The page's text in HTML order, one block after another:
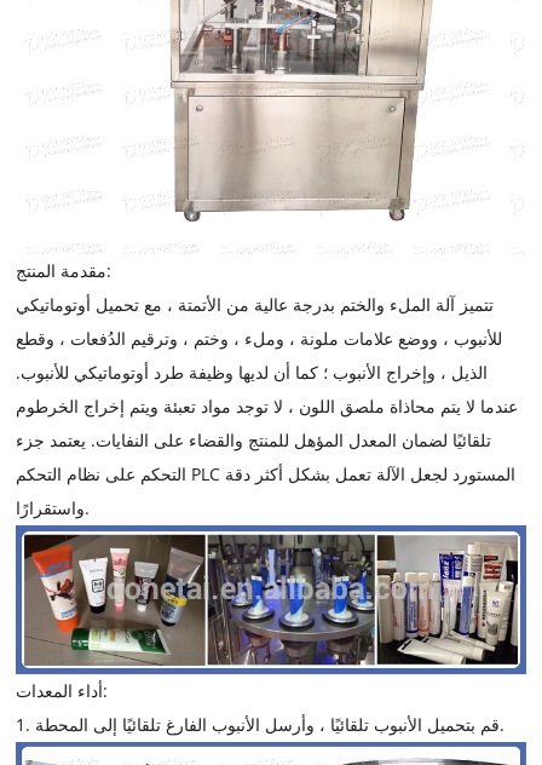
مقدمة المنتج:
تتميز آلة الملء والختم بدرجة عالية من الأتمتة ، مع تحميل أوتوماتيكي
للأنبوب ، ووضع علامات ملونة ، وملء ، وختم ، وترقيم الدُفعات ، وقطع
الذيل ، وإخراج الأنبوب ؛ كما أن لديها وظيفة طرد أوتوماتيكي للأنبوب.
عندما لا يتم محاذاة ملصق اللون ، لا توجد مواد تعبئة ويتم إخراج الخرطوم
تلقائيًا لضمان المعدل المؤهل للمنتج والقضاء على النفايات. يعتمد جزء
التحكم على نظام التحكم PLC المستورد لجعل الآلة تعمل بشكل أكثر دقة
واستقرارًا.
أداء المعدات:
1. قم بتحميل الأنبوب تلقائيًا ، وأرسل الأنبوب الفارغ تلقائيًا إلى المحطة.